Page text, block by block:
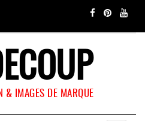
& IMAGES DE MARQUE